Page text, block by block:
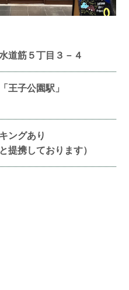
道筋５丁目３－４
王子公園駅」
ングあり
提携しております）